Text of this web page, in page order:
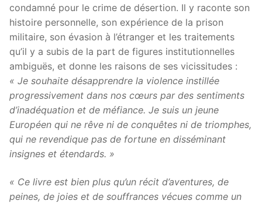
condamné pour le crime de désertion. Il y raconte son
histoire personnelle, son expérience de la prison
militaire, son évasion à l’étranger et les traitements
qu’il y a subis de la part de figures institutionnelles
ambiguës, et donne les raisons de ses vicissitudes :
« Je souhaite désapprendre la violence instillée
progressivement dans nos cœurs par des sentiments
d’inadéquation et de méfiance. Je suis un jeune
Européen qui ne rêve ni de conquêtes ni de triomphes,
qui ne revendique pas de fortune en disséminant
insignes et étendards. »
« Ce livre est bien plus qu’un récit d’aventures, de
peines, de joies et de souffrances vécues comme un